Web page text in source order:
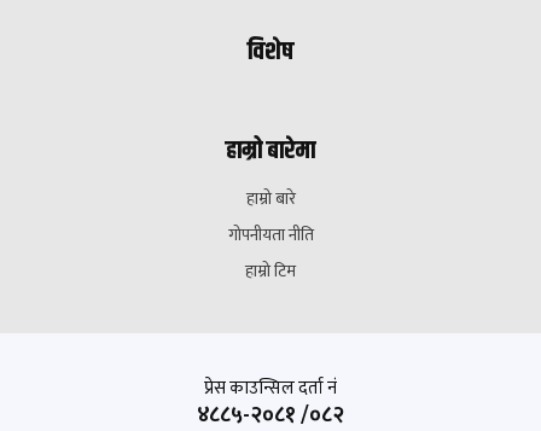
विशेष
हाम्रो बारेमा
हाम्रो बारे
गोपनीयता नीति
हाम्रो टिम
प्रेस काउन्सिल दर्ता नं
४८८५-२०८१ /०८२